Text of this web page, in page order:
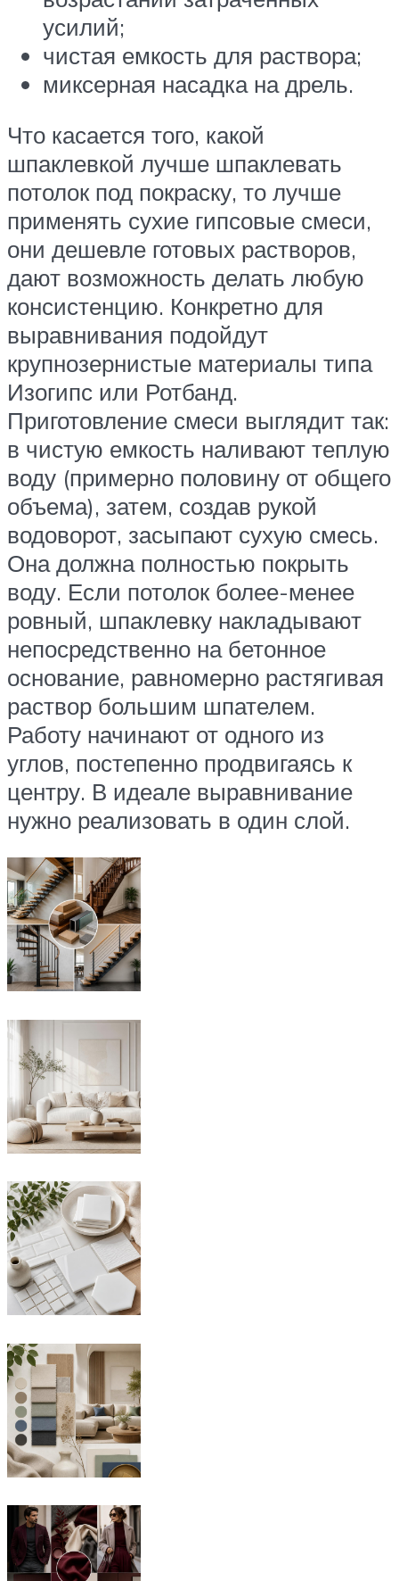
усилий;
чистая емкость для раствора;
миксерная насадка на дрель.
Что касается того, какой
шпаклевкой лучше шпаклевать
потолок под покраску, то лучше
применять сухие гипсовые смеси,
они дешевле готовых растворов,
дают возможность делать любую
консистенцию. Конкретно для
выравнивания подойдут
крупнозернистые материалы типа
Изогипс или Ротбанд.
Приготовление смеси выглядит так:
в чистую емкость наливают теплую
воду (примерно половину от общего
объема), затем, создав рукой
водоворот, засыпают сухую смесь.
Она должна полностью покрыть
воду. Если потолок более-менее
ровный, шпаклевку накладывают
непосредственно на бетонное
основание, равномерно растягивая
раствор большим шпателем.
Работу начинают от одного из
углов, постепенно продвигаясь к
центру. В идеале выравнивание
нужно реализовать в один слой.